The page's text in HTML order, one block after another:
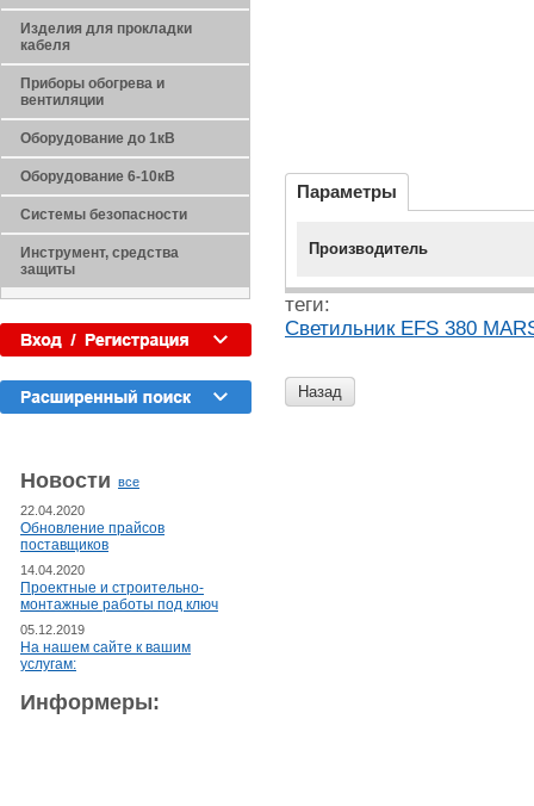
Параметры
Производитель
теги:
Светильник EFS 380
Назад
Изделия для прокладки
кабеля
Приборы обогрева и
вентиляции
Оборудование до 1кВ
Оборудование 6-10кВ
Системы безопасности
Инструмент, средства
защиты
Новости все
22.04.2020
Обновление прайсов
поставщиков
14.04.2020
Проектные и строительно-
монтажные работы под ключ
05.12.2019
На нашем сайте к вашим
услугам:
Информеры: